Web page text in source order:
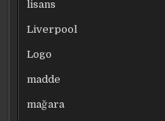
lisans
Liverpool
Logo
madde
mağara